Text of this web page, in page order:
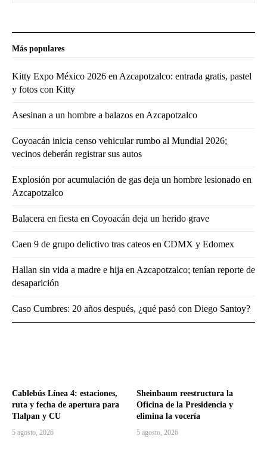
Cablebús Línea 4: estaciones,
ruta y fecha de apertura para
Tlalpan y CU
5 agosto, 2026
Sheinbaum reestructura la
Oficina de la Presidencia y
elimina la vocería
5 agosto, 2026
Más populares
Kitty Expo México 2026 en Azcapotzalco: entrada gratis, pastel
y fotos con Kitty
Asesinan a un hombre a balazos en Azcapotzalco
Coyoacán inicia censo vehicular rumbo al Mundial 2026;
vecinos deberán registrar sus autos
Explosión por acumulación de gas deja un hombre lesionado en
Azcapotzalco
Balacera en fiesta en Coyoacán deja un herido grave
Caen 9 de grupo delictivo tras cateos en CDMX y Edomex
Hallan sin vida a madre e hija en Azcapotzalco; tenían reporte de
desaparición
Caso Cumbres: 20 años después, ¿qué pasó con Diego Santoy?